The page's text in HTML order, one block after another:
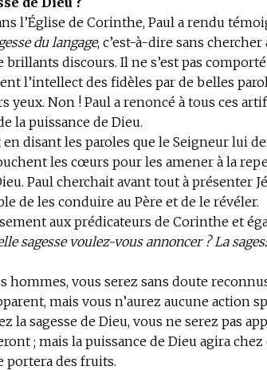
l’Église de Corinthe, Paul a rendu
du langage, c’est-à-dire sans chercher
brillants discours. Il ne s’est pas
l’intellect des fidèles par de belles
yeux. Non ! Paul a renoncé à tous ces
la puissance de Dieu.
disant les paroles que le Seigneur lui
les cœurs pour les amener à la
Paul cherchait avant tout à présenter
de les conduire au Père et de le révéler.
aux prédicateurs de Corinthe et
sagesse voulez-vous annoncer ? La
hommes, vous serez sans doute
mais vous n’aurez aucune action
la sagesse de Dieu, vous ne serez pas
; mais la puissance de Dieu agira chez
portera des fruits.